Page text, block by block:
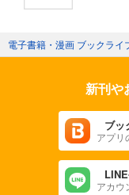
電子書籍・漫画 ブックライ
新刊や
ブッ
アプリ
アカウ